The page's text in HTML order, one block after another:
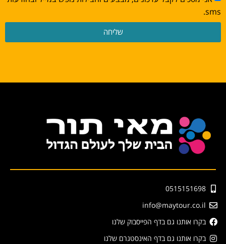
sms.
שליחה
0515151698
info@maytour.co.il
בקרו אותנו גם בדף הפייסבוק שלנו
בקרו אותנו גם בדף האינסטגרם שלנו